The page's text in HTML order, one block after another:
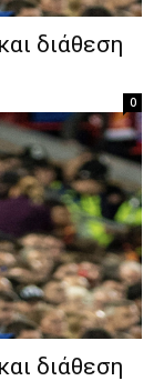
διάθεση
0
διάθεση